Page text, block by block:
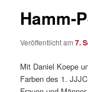
Hamm-
Veröffentlicht am7.
Mit Daniel Koepe
Farben des 1.